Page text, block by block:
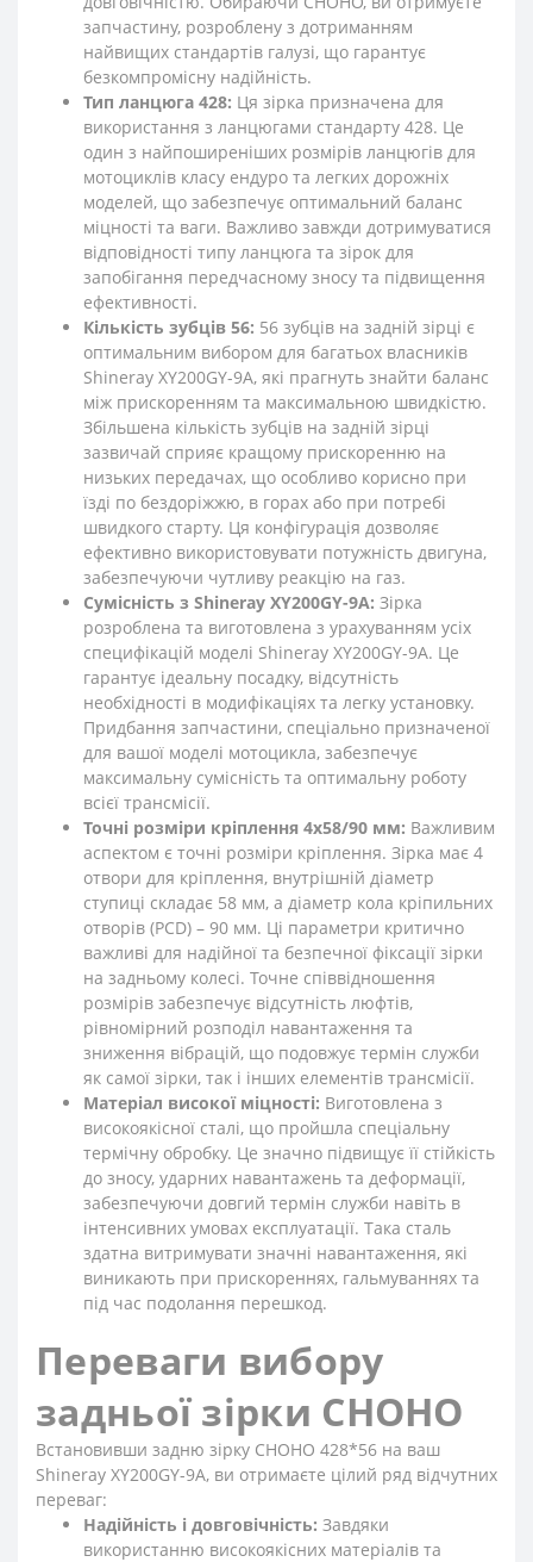
запчастину, розроблену з дотриманням
найвищих стандартів галузі, що гарантує
безкомпромісну надійність.
Тип ланцюга 428: Ця зірка призначена для
використання з ланцюгами стандарту 428. Це
один з найпоширеніших розмірів ланцюгів для
мотоциклів класу ендуро та легких дорожніх
моделей, що забезпечує оптимальний баланс
міцності та ваги. Важливо завжди дотримуватися
відповідності типу ланцюга та зірок для
запобігання передчасному зносу та підвищення
ефективності.
Кількість зубців 56: 56 зубців на задній зірці є
оптимальним вибором для багатьох власників
Shineray XY200GY-9A, які прагнуть знайти баланс
між прискоренням та максимальною швидкістю.
Збільшена кількість зубців на задній зірці
зазвичай сприяє кращому прискоренню на
низьких передачах, що особливо корисно при
їзді по бездоріжжю, в горах або при потребі
швидкого старту. Ця конфігурація дозволяє
ефективно використовувати потужність двигуна,
забезпечуючи чутливу реакцію на газ.
Сумісність з Shineray XY200GY-9A: Зірка
розроблена та виготовлена з урахуванням усіх
специфікацій моделі Shineray XY200GY-9A. Це
гарантує ідеальну посадку, відсутність
необхідності в модифікаціях та легку установку.
Придбання запчастини, спеціально призначеної
для вашої моделі мотоцикла, забезпечує
максимальну сумісність та оптимальну роботу
всієї трансмісії.
Точні розміри кріплення 4x58/90 мм: Важливим
аспектом є точні розміри кріплення. Зірка має 4
отвори для кріплення, внутрішній діаметр
ступиці складає 58 мм, а діаметр кола кріпильних
отворів (PCD) – 90 мм. Ці параметри критично
важливі для надійної та безпечної фіксації зірки
на задньому колесі. Точне співвідношення
розмірів забезпечує відсутність люфтів,
рівномірний розподіл навантаження та
зниження вібрацій, що подовжує термін служби
як самої зірки, так і інших елементів трансмісії.
Матеріал високої міцності: Виготовлена з
високоякісної сталі, що пройшла спеціальну
термічну обробку. Це значно підвищує її стійкість
до зносу, ударних навантажень та деформації,
забезпечуючи довгий термін служби навіть в
інтенсивних умовах експлуатації. Така сталь
здатна витримувати значні навантаження, які
виникають при прискореннях, гальмуваннях та
під час подолання перешкод.
Переваги вибору
задньої зірки CHOHO
Встановивши задню зірку CHOHO 428*56 на ваш
Shineray XY200GY-9A, ви отримаєте цілий ряд відчутних
переваг:
Надійність і довговічність: Завдяки
використанню високоякісних матеріалів та